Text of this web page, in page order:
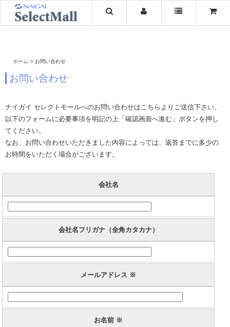
ホーム お問い合わせ
お問い合わせ
ナイガイ セレクトモールへのお問い合わせはこちらよりご送信下さい。
以下のフォームに必要事項を明記の上「確認画面へ進む」ボタンを押し
てください。
なお、お問い合わせいただきました内容によっては、返答までに多少の
お時間をいただく場合がございます。
会社名
会社名フリガナ（全角カタカナ）
メールアドレス ※
お名前 ※